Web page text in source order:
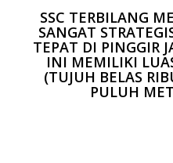
SSC TERBILANG
SANGAT
TEPAT DI PINGGIR
INI MEMILIKI
(TUJUH BELAS
PULUH